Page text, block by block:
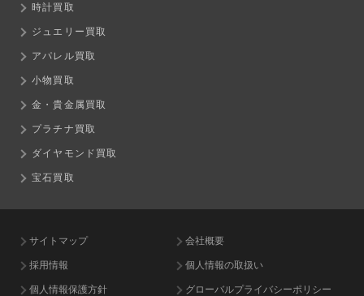
時計買取
ジュエリー買取
アパレル買取
小物買取
金・貴金属買取
プラチナ買取
ダイヤモンド買取
宝石買取
サイトマップ 会社概要
採用情報 個人情報の取扱い
個人情報保護方針 グローバルプライバシーポリシー